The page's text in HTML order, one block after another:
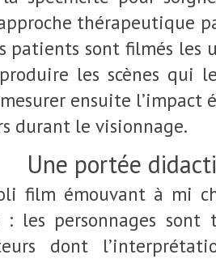
thérapeutique
patients sont filmés les
les scènes qui
ensuite l’impact
durant le visionnage.
Une portée
film émouvant à mi
: les personnages sont
dont